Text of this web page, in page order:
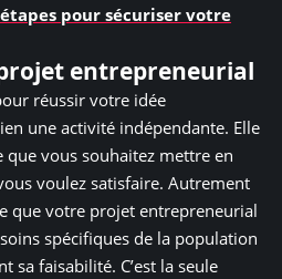
pour sécuriser votre
entrepreneurial
réussir votre idée
une activité indépendante. Elle
vous souhaitez mettre en
voulez satisfaire. Autrement
que votre projet entrepreneurial
spécifiques de la population
sa faisabilité. C’est la seule